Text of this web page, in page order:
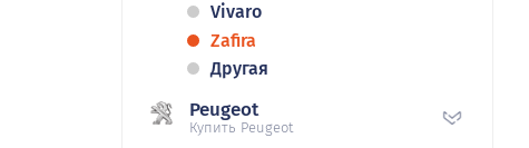
Vivaro
Zafira
Другая
Peugeot
Купить Peugeot